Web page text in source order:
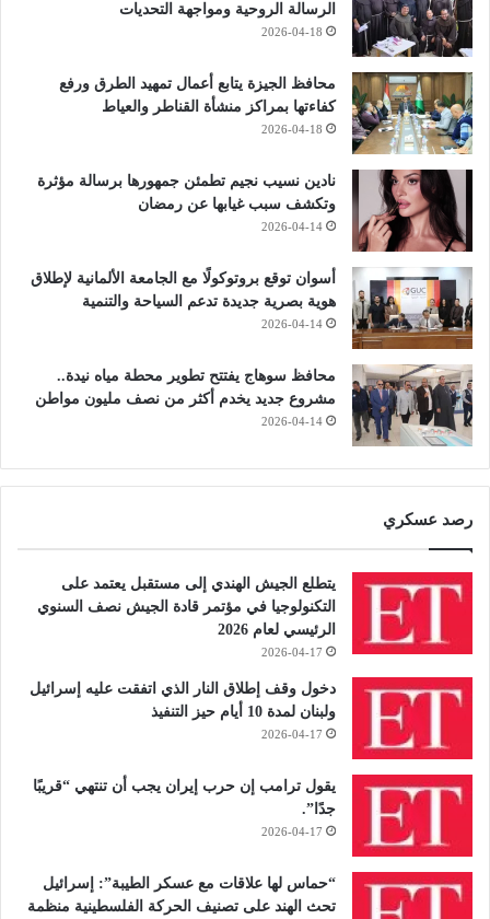
الرسالة الروحية ومواجهة التحديات
2026-04-18
محافظ الجيزة يتابع أعمال تمهيد الطرق ورفع
كفاءتها بمراكز منشأة القناطر والعياط
2026-04-18
نادين نسيب نجيم تطمئن جمهورها برسالة مؤثرة
وتكشف سبب غيابها عن رمضان
2026-04-14
أسوان توقع بروتوكولًا مع الجامعة الألمانية لإطلاق
هوية بصرية جديدة تدعم السياحة والتنمية
2026-04-14
محافظ سوهاج يفتتح تطوير محطة مياه نيدة..
مشروع جديد يخدم أكثر من نصف مليون مواطن
2026-04-14
رصد عسكري
يتطلع الجيش الهندي إلى مستقبل يعتمد على
التكنولوجيا في مؤتمر قادة الجيش نصف السنوي
الرئيسي لعام 2026
2026-04-17
دخول وقف إطلاق النار الذي اتفقت عليه إسرائيل
ولبنان لمدة 10 أيام حيز التنفيذ
2026-04-17
يقول ترامب إن حرب إيران يجب أن تنتهي “قريبًا
جدًا”.
2026-04-17
“حماس لها علاقات مع عسكر الطيبة”: إسرائيل
تحث الهند على تصنيف الحركة الفلسطينية منظمة